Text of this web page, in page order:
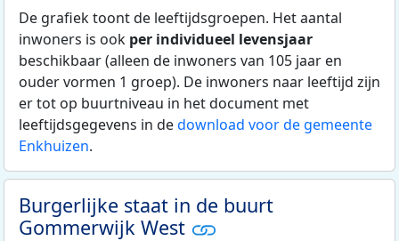
De grafiek toont de leeftijdsgroepen. Het aantal
inwoners is ook per individueel levensjaar
beschikbaar (alleen de inwoners van 105 jaar en
ouder vormen 1 groep). De inwoners naar leeftijd zijn
er tot op buurtniveau in het document met
leeftijdsgegevens in dedownload voor de gemeente
Enkhuizen.
Burgerlijke staat in de buurt
Gommerwijk West